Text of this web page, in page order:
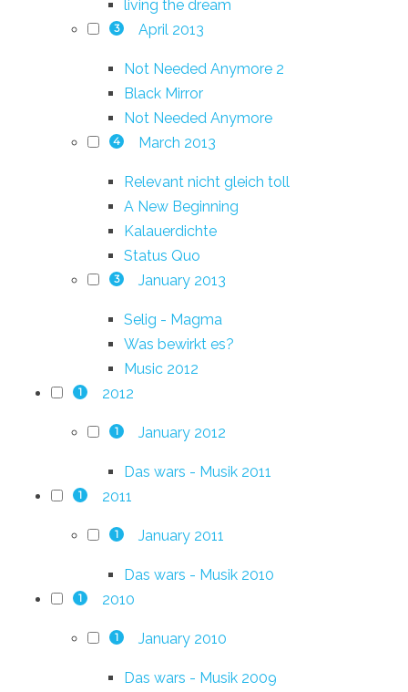
living the dream
3 April 2013
Not Needed Anymore 2
Black Mirror
Not Needed Anymore
4 March 2013
Relevant nicht gleich toll
A New Beginning
Kalauerdichte
Status Quo
3 January 2013
Selig - Magma
Was bewirkt es?
Music 2012
1 2012
1 January 2012
Das wars - Musik 2011
1 2011
1 January 2011
Das wars - Musik 2010
1 2010
1 January 2010
Das wars - Musik 2009